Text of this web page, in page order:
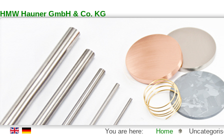
HMW Hauner GmbH & Co. KG
You are here: Home